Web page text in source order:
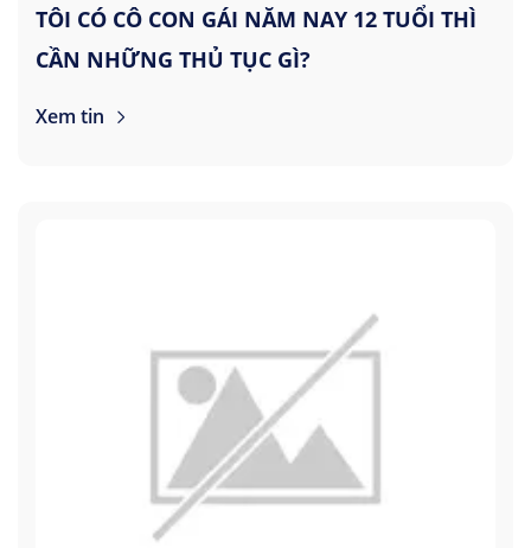
TÔI CÓ CÔ CON GÁI NĂM NAY 12 TUỔI THÌ
CẦN NHỮNG THỦ TỤC GÌ?
Xem tin